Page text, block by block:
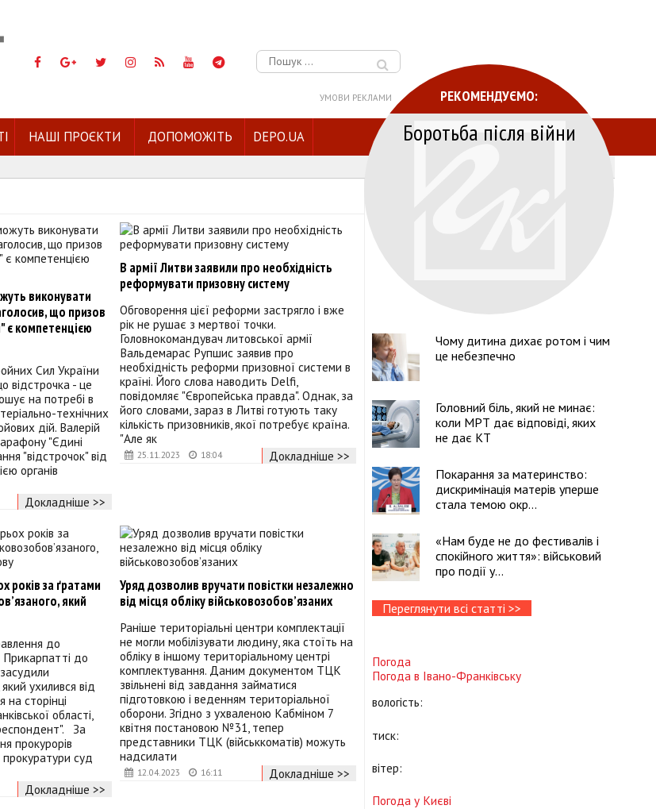
Пошук:
УМОВИ РЕКЛАМИ
НАШІ ПРОЄКТИ ДОПОМОЖІТЬ DEPO.UA
виконувати
що призов
є компетенцією
Сил України
відстрочка - це
на потребі в
технічних
дій. Валерій
"Єдині
"відстрочок" від
органів
Докладніше >>
25.11.2023 18:04
В армії Литви заявили про необхідність
реформувати призовну систему
Обговорення цієї реформи застрягло і вже
рік не рушає з мертвої точки.
Головнокомандувач литовської армії
Вальдемарас Рупшис заявив про
необхідність реформи призовної системи в
країні. Його слова наводить Delfi,
повідомляє "Європейська правда". Однак, за
його словами, зараз в Литві готують таку
кількість призовників, якої потребує країна.
"Але як
Докладніше >>
років за ґратами
який
до
до
ухилився від
сторінці
області,
За
прокурорів
суд
Докладніше >>
12.04.2023 16:11
Уряд дозволив вручати повістки незалежно
від місця обліку військовозобов’язаних
Раніше територіальні центри комплектації
не могли мобілізувати людину, яка стоїть на
обліку в іншому територіальному центрі
комплектування. Даним документом ТЦК
звільнені від завдання займатися
підготовкою і веденням територіальної
оборони. Згідно з ухваленою Кабміном 7
квітня постановою №31, тепер
представники ТЦК (військкоматів) можуть
надсилати
Докладніше >>
РЕКОМЕНДУЄМО:
Боротьба після війни
Чому дитина дихає ротом і чим
це небезпечно
Головний біль, який не минає:
коли МРТ дає відповіді, яких
не дає КТ
Покарання за материнство:
дискримінація матерів уперше
стала темою окр...
«Нам буде не до фестивалів і
спокійного життя»: військовий
про події у...
Переглянути всі статті >>
Погода
Погода в Івано-Франківську
вологість:
тиск:
вітер:
Погода у Києві